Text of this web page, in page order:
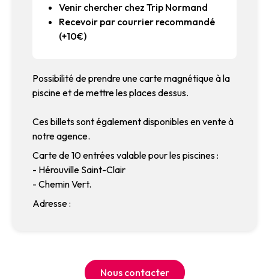
Venir chercher chez Trip Normand
Recevoir par courrier recommandé
(+10€)
Possibilité de prendre une carte magnétique à la
piscine et de mettre les places dessus.
Ces billets sont également disponibles en vente à
notre agence.
Carte de 10 entrées valable pour les piscines :
- Hérouville Saint-Clair
- Chemin Vert.
Adresse :
Nous contacter